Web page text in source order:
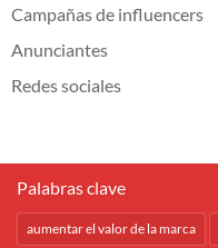
Campañas de influencers
Anunciantes
Redes sociales
Palabras clave
aumentar el valor de la marca